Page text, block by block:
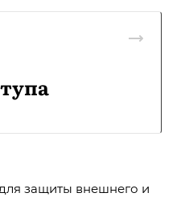
защиты внешнего и